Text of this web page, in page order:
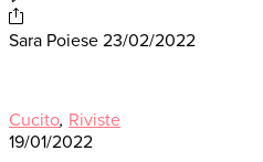
Sara Poiese 23/02/2022
Cucito, Riviste
19/01/2022